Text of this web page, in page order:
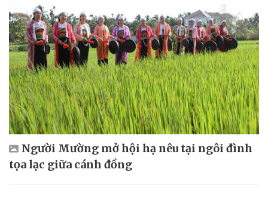
Người Mường mở hội hạ nêu tại ngôi đình
tọa lạc giữa cánh đồng